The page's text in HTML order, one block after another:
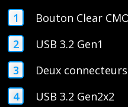
Bouton Clear
USB 3.2 Gen1
Deux
USB 3.2 Gen2x2